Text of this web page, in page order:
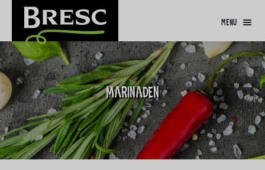
menu
Marinaden